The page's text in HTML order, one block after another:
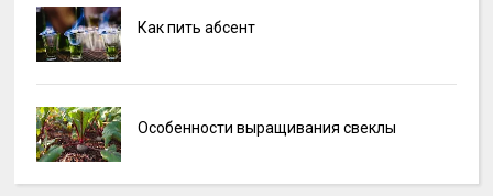
Как пить абсент
Особенности выращивания свеклы